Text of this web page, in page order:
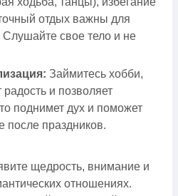
отдых важны для
Слушайте свое тело и не
Займитесь хобби,
радость и позволяет
поднимет дух и поможет
после праздников.
щедрость, внимание и
отношениях.